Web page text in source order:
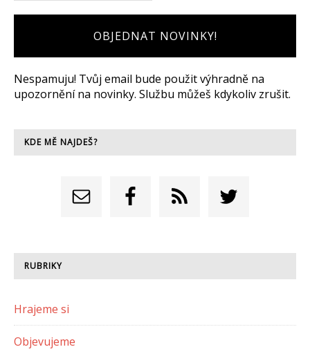
Nespamuju! Tvůj email bude použit výhradně na
upozornění na novinky. Službu můžeš kdykoliv zrušit.
KDE MĚ NAJDEŠ?
RUBRIKY
Hrajeme si
Objevujeme